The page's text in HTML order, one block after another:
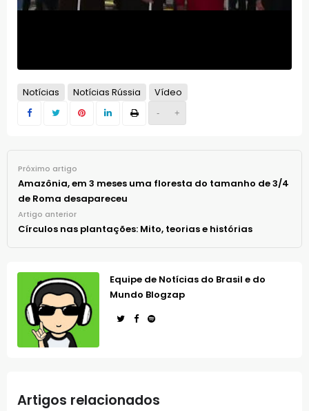
- +
Notícias Notícias Rússia Vídeo
Próximo artigo
Amazônia, em 3 meses uma floresta do tamanho de 3/4
de Roma desapareceu
Artigo anterior
Círculos nas plantações: Mito, teorias e histórias
Equipe de Notícias do Brasil e do
Mundo Blogzap
Artigos relacionados